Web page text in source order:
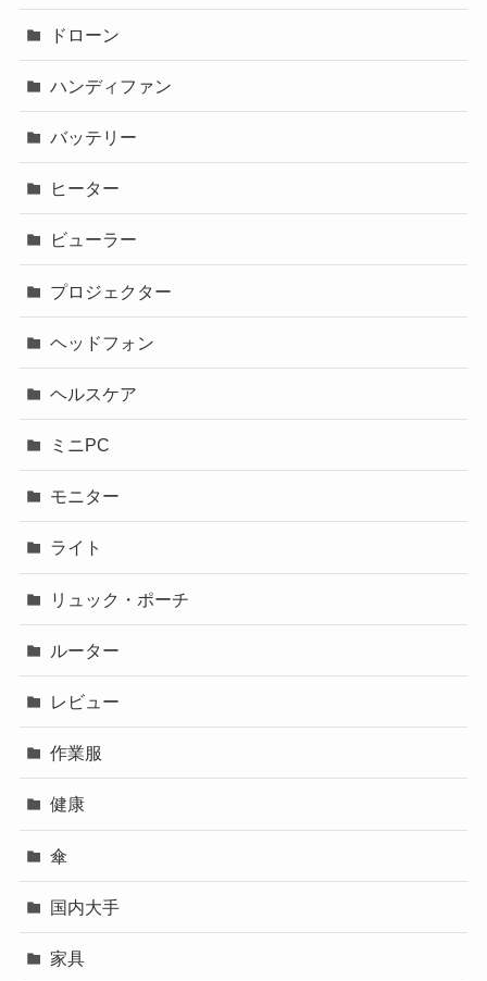
ドローン
ハンディファン
バッテリー
ヒーター
ビューラー
プロジェクター
ヘッドフォン
ヘルスケア
ミニPC
モニター
ライト
リュック・ポーチ
ルーター
レビュー
作業服
健康
傘
国内大手
家具